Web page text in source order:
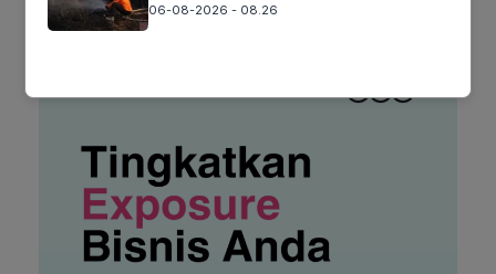
06-08-2026 - 08.26